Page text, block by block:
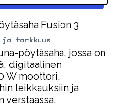
ja tarkkuus
pöytäsaha, jossa on
digitaalinen
W moottori,
leikkauksiin ja
verstaassa.